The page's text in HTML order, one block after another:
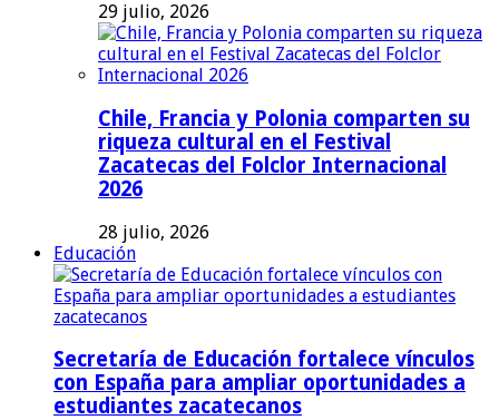
29 julio, 2026
Chile, Francia y Polonia comparten su
riqueza cultural en el Festival
Zacatecas del Folclor Internacional
2026
28 julio, 2026
Educación
Secretaría de Educación fortalece vínculos
con España para ampliar oportunidades a
estudiantes zacatecanos